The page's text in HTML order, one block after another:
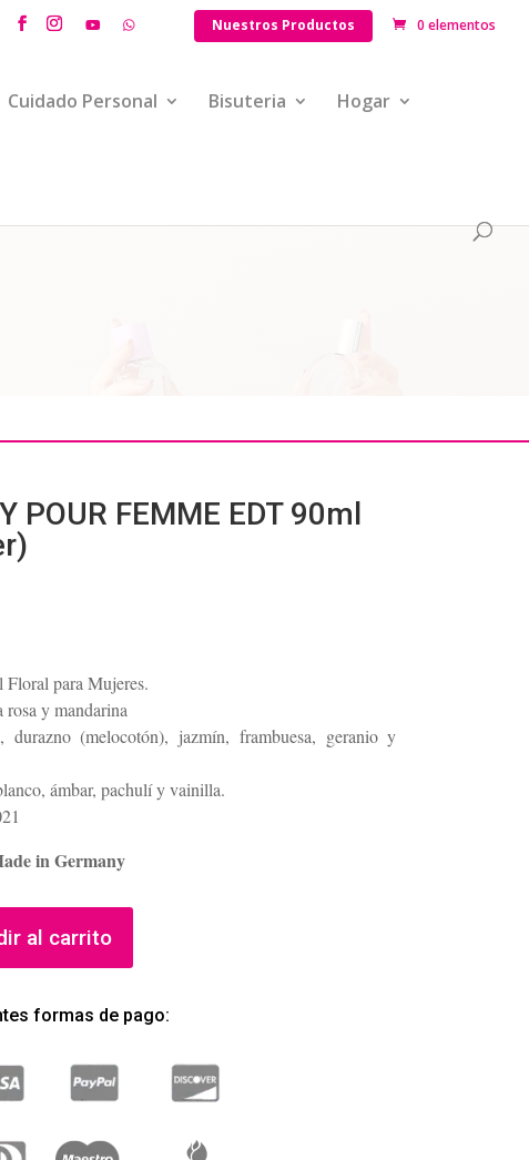
Nuestros Productos 0 elementos
Cuidado Personal Bisuteria Hogar
POUR FEMME EDT 90ml
Floral para Mujeres.
rosa y mandarina
durazno (melocotón), jazmín, frambuesa, geranio y
ámbar, pachulí y vainilla.
in Germany
al carrito
formas de pago: